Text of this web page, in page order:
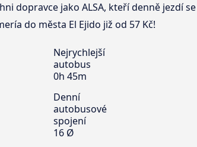
dopravce jako ALSA, kteří denně jezdí
do města El Ejido již od 57 Kč!
Nejrychlejší
autobus
0h 45m
Denní
autobusové
spojení
16 Ø